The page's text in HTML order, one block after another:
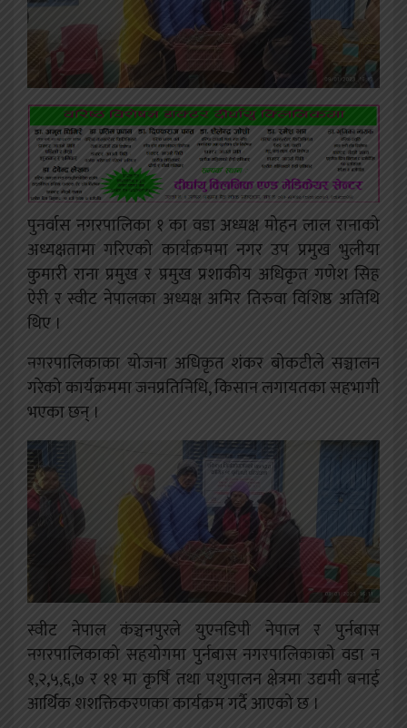
पुनर्वास नगरपालिका १ का वडा अध्यक्ष मोहन लाल रानाको
अध्यक्षतामा गरिएको कार्यक्रममा नगर उप प्रमुख भुलीया
कुमारी राना प्रमुख र प्रमुख प्रशाकीय अधिकृत गणेश सिह
ऐरी र स्वीट नेपालका अध्यक्ष अमिर तिरुवा विशिष्ठ अतिथि
थिए ।
नगरपालिकाका योजना अधिकृत शंकर बोकटीले सञ्चालन
गरेको कार्यक्रममा जनप्रतिनिधि, किसान लगायतका सहभागी
भएका छन् ।
स्वीट नेपाल कंञ्चनपुरले युएनडिपी नेपाल र पुर्नबास
नगरपालिकाको सहयोगमा पुर्नबास नगरपालिकाको वडा न
१,२,५,६,७ र ११ मा कृर्षि तथा पशुपालन क्षेत्रमा उद्यमी बनाई
आर्थिक शशक्तिकरणका कार्यक्रम गर्दै आएको छ ।